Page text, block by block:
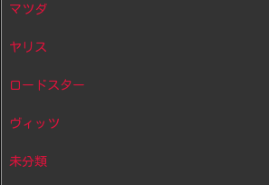
マツダ
ヤリス
ロードスター
ヴィッツ
未分類